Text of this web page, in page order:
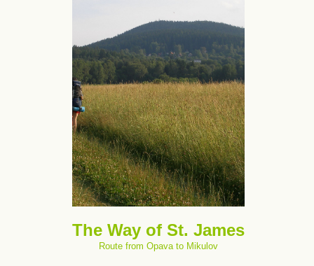
The Way of St. James
Route from Opava to Mikulov